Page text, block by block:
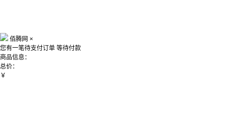
佰腾网 ×
您有一笔待支付订单 等待付款
商品信息：
总价：
￥